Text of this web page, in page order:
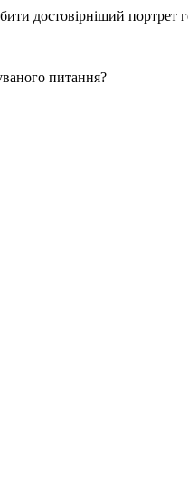
достовірніший портрет
питання?